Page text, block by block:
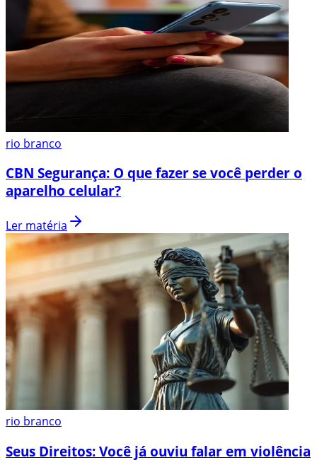
rio branco
CBN Segurança: O que fazer se você perder o
aparelho celular?
Ler matéria
rio branco
Seus Direitos: Você já ouviu falar em violência